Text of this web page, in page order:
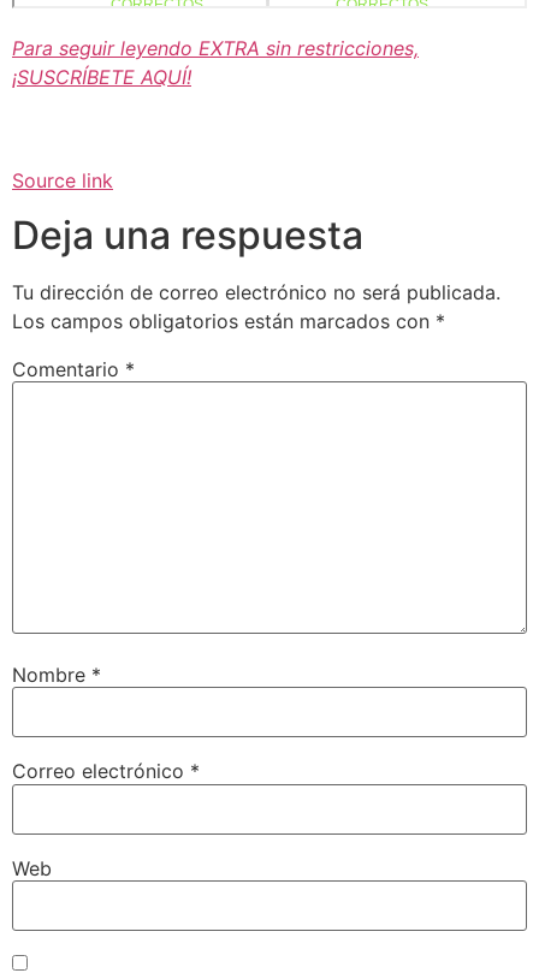
Para seguir leyendo EXTRA sin restricciones,
¡SUSCRÍBETE AQUÍ!
Source link
Deja una respuesta
Tu dirección de correo electrónico no será publicada.
Los campos obligatorios están marcados con *
Comentario *
Nombre *
Correo electrónico *
Web